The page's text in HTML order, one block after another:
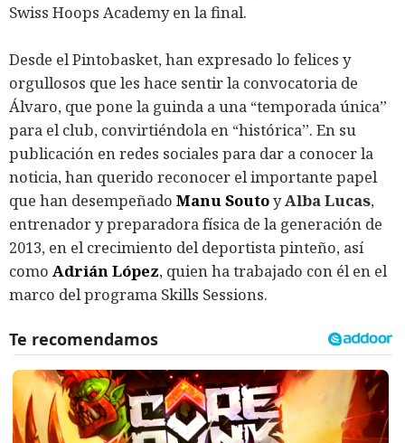
Swiss Hoops Academy en la final.
Desde el Pintobasket, han expresado lo felices y
orgullosos que les hace sentir la convocatoria de
Álvaro, que pone la guinda a una “temporada única”
para el club, convirtiéndola en “histórica”. En su
publicación en redes sociales para dar a conocer la
noticia, han querido reconocer el importante papel
que han desempeñado Manu SoutoyAlba Lucas,
entrenador y preparadora física de la generación de
2013, en el crecimiento del deportista pinteño, así
como Adrián López, quien ha trabajado con él en el
marco del programa Skills Sessions.